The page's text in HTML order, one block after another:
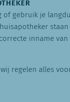
gebruik je
inname
regelen alles